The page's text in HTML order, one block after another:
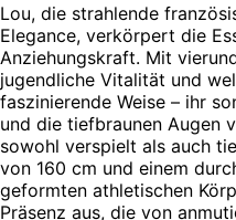
Lou, die strahlende
Elegance, verkörpert die
Anziehungskraft. Mit
jugendliche Vitalität und
faszinierende Weise – ihr
und die tiefbraunen Augen
sowohl verspielt als auch
von 160 cm und einem
geformten athletischen
Präsenz aus, die von